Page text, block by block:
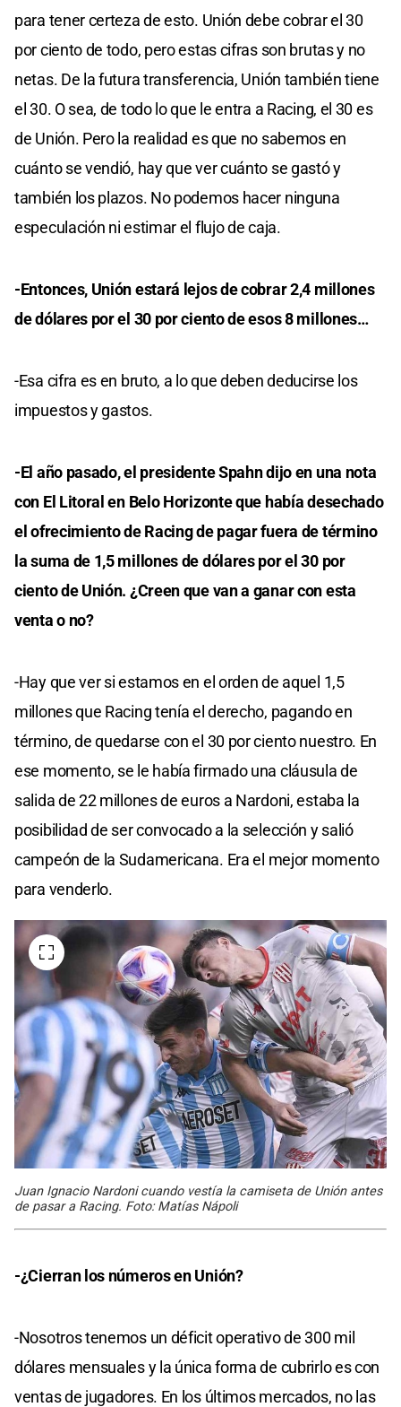
para tener certeza de esto. Unión debe cobrar el 30
por ciento de todo, pero estas cifras son brutas y no
netas. De la futura transferencia, Unión también tiene
el 30. O sea, de todo lo que le entra a Racing, el 30 es
de Unión. Pero la realidad es que no sabemos en
cuánto se vendió, hay que ver cuánto se gastó y
también los plazos. No podemos hacer ninguna
especulación ni estimar el flujo de caja.
-Entonces, Unión estará lejos de cobrar 2,4 millones
de dólares por el 30 por ciento de esos 8 millones…
-Esa cifra es en bruto, a lo que deben deducirse los
impuestos y gastos.
-El año pasado, el presidente Spahn dijo en una nota
con El Litoral en Belo Horizonte que había desechado
el ofrecimiento de Racing de pagar fuera de término
la suma de 1,5 millones de dólares por el 30 por
ciento de Unión. ¿Creen que van a ganar con esta
venta o no?
-Hay que ver si estamos en el orden de aquel 1,5
millones que Racing tenía el derecho, pagando en
término, de quedarse con el 30 por ciento nuestro. En
ese momento, se le había firmado una cláusula de
salida de 22 millones de euros a Nardoni, estaba la
posibilidad de ser convocado a la selección y salió
campeón de la Sudamericana. Era el mejor momento
para venderlo.
Juan Ignacio Nardoni cuando vestía la camiseta de Unión antes
de pasar a Racing. Foto: Matías Nápoli
-¿Cierran los números en Unión?
-Nosotros tenemos un déficit operativo de 300 mil
dólares mensuales y la única forma de cubrirlo es con
ventas de jugadores. En los últimos mercados, no las